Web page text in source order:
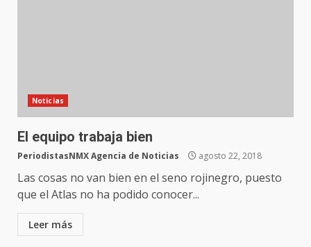
Noticias
El equipo trabaja bien
PeriodistasNMX Agencia de Noticias agosto 22, 2018
Las cosas no van bien en el seno rojinegro, puesto
que el Atlas no ha podido conocer...
Leer más